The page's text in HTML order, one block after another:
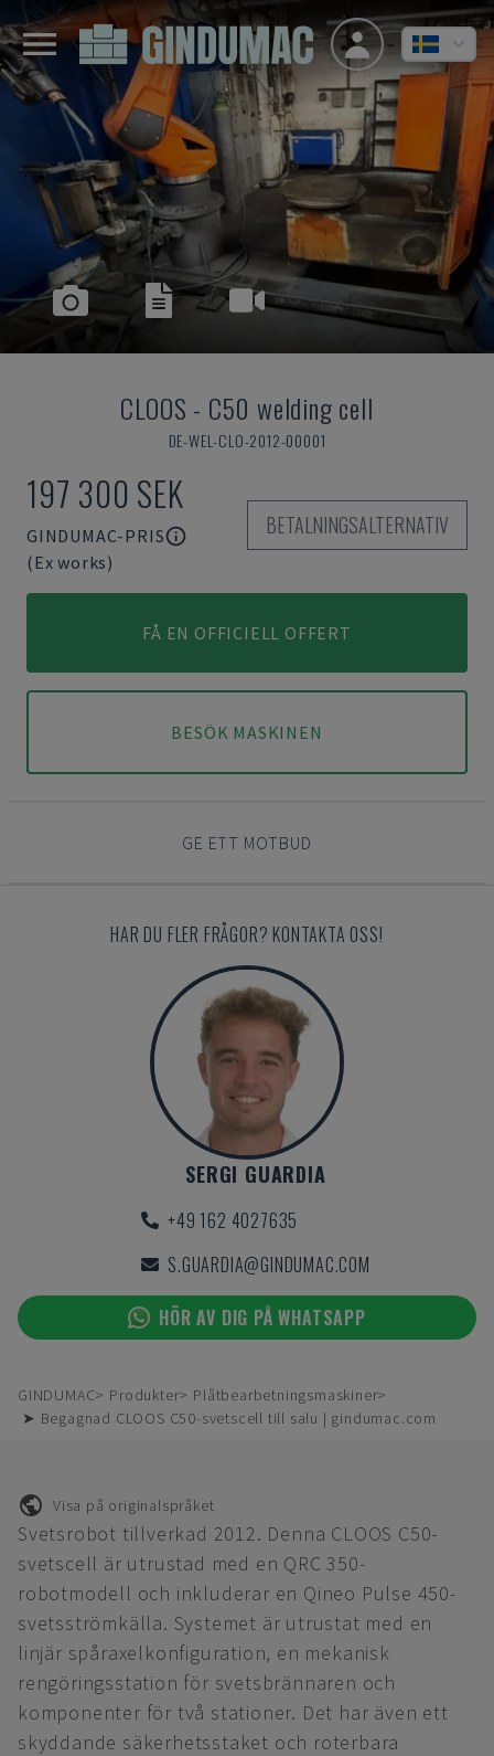
CLOOS - C50 welding cell
DE-WEL-CLO-2012-00001
197 300 SEK
GINDUMAC-PRIS
(Ex works)
BETALNINGSALTERNATIV
FÅ EN OFFICIELL OFFERT
BESÖK MASKINEN
GE ETT MOTBUD
HAR DU FLER FRÅGOR? KONTAKTA OSS!
SERGI GUARDIA
+49 162 4027635
S.GUARDIA@GINDUMAC.COM
HÖR AV DIG PÅ WHATSAPP
GINDUMAC Produkter
Plåtbearbetningsmaskiner
➤ Begagnad CLOOS C50-svetscell till salu | gindumac.com
Visa på originalspråket
Svetsrobot tillverkad 2012. Denna CLOOS C50-
svetscell är utrustad med en QRC 350-
robotmodell och inkluderar en Qineo Pulse 450-
svetsströmkälla. Systemet är utrustat med en
linjär spåraxelkonfiguration, en mekanisk
rengöringsstation för svetsbrännaren och
komponenter för två stationer. Det har även ett
skyddande säkerhetsstaket och roterbara